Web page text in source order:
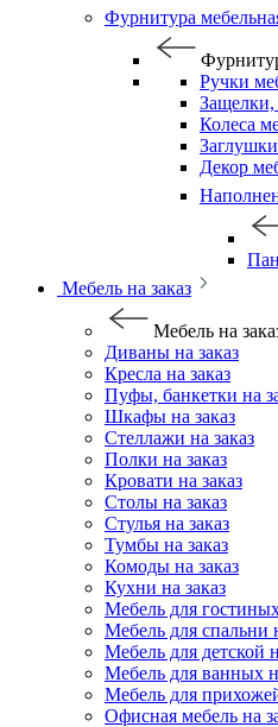
Фурнитура
Ручки
Колеса
Декор
Мебель на заказ
Мебель на
Диваны на заказ
Кресла на заказ
Пуфы, банкетки на
Шкафы на заказ
Стеллажи на заказ
Полки на заказ
Кровати на заказ
Столы на заказ
Стулья на заказ
Тумбы на заказ
Комоды на заказ
Кухни на заказ
Мебель для
Мебель для спальни
Мебель для детской
Мебель для ванных
Мебель для
Офисная мебель на